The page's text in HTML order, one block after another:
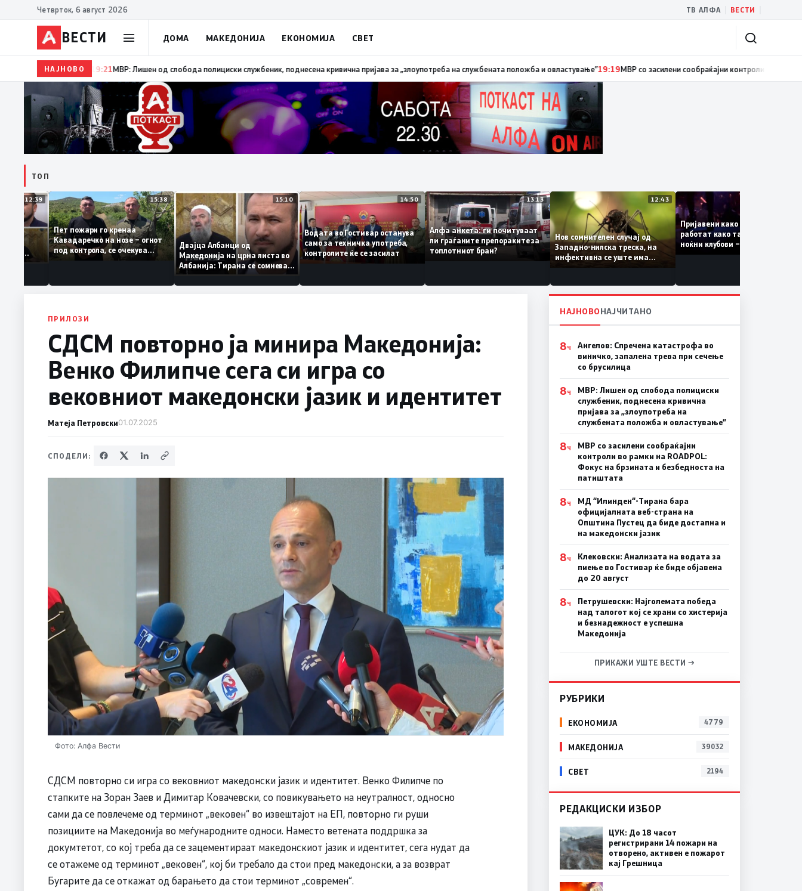
Четврток, 6 август 2026 ТВ АЛФА ВЕСТИ
ВЕСТИ ДОМА МАКЕДОНИЈА ЕКОНОМИЈА СВЕТ
НАЈНОВО
19:22 Ангелов: Спречена катастрофа во виничко, запалена трева при сечење со брусилица19:21МВР: Лишен од слобода полициски службеник, поднесена кривична пријава за „злоупотреба на
ТОП
12:39
За
му
од
кога му гори
15:38
Пет пожари го кренаа
Кавадаречко на нозе – огнот
под контрола, се очекува
целосно гаснење
15:10
Двајца Албанци од
Македонија на црна листа во
Албанија: Тирана се сомнева
дека работеле за
терористички организации
14:50
Водата во Гостивар останува
само за техничка употреба,
контролите ќе се засилат
13:13
Алфа анкета: ги почитуваат
ли граѓаните препораките за
топлотниот бран?
12:43
Нов сомнителен случај од
Западно-нилска треска, на
инфективна се уште има
пациенти во критична
Пријавени како туристки, а
работат како танчерки во
ноќни клубови – полицијата
откри сомнителна шема за
ПРИЛОЗИ
СДСМ повторно ја минира Македонија:
Венко Филипче сега си игра со
вековниот македонски јазик и идентитет
Матеја Петровски01.07.2025
СПОДЕЛИ:
Фото: Алфа Вести
СДСМ повторно си игра со вековниот македонски јазик и идентитет. Венко Филипче по
стапките на Зоран Заев и Димитар Ковачевски, со повикувањето на неутралност, односно
сами да се повлечеме од терминот „вековен“ во извештајот на ЕП, повторно ги руши
позициите на Македонија во меѓународните односи. Наместо ветената поддршка за
докумтетот, со кој треба да се зацементираат македонскиот јазик и идентитет, сега нудат да
се отажеме од терминот „вековен“, кој би требало да стои пред македонски, а за возврат
Бугарите да се откажат од барањето да стои терминот „современ“.
НАЈНОВОНАЈЧИТАНО
8Ч
Ангелов: Спречена катастрофа во
виничко, запалена трева при сечење
со брусилица
8Ч
МВР: Лишен од слобода полициски
службеник, поднесена кривична
пријава за „злоупотреба на
службената положба и овластување”
8Ч
МВР со засилени сообраќајни
контроли во рамки на ROADPOL:
Фокус на брзината и безбедноста на
патиштата
8Ч
МД “Илинден“-Тирана бара
официјалната веб-страна на
Општина Пустец да биде достапна и
на македонски јазик
8Ч
Клековски: Анализата на водата за
пиење во Гостивар ќе биде објавена
до 20 август
8Ч
Петрушевски: Најголемата победа
над талогот кој се храни со хистерија
и безнадежност е успешна
Македонија
ПРИКАЖИ УШТЕ ВЕСТИ →
РУБРИКИ
ЕКОНОМИЈА 4779
МАКЕДОНИЈА 39032
СВЕТ 2194
РЕДАКЦИСКИ ИЗБОР
ЦУК: До 18 часот
регистрирани 14 пожари на
отворено, активен е пожарот
кај Грешница